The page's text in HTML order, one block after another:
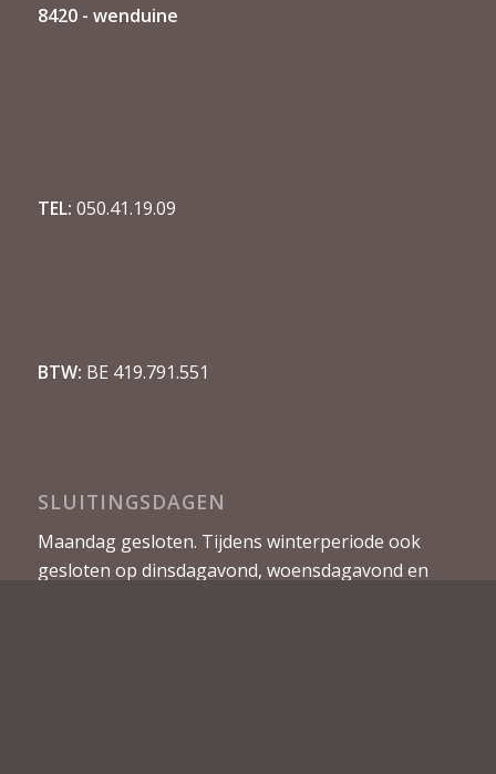
8420 - wenduine
TEL: 050.41.19.09
BTW: BE 419.791.551
SLUITINGSDAGEN
Maandag gesloten. Tijdens winterperiode ook
gesloten op dinsdagavond, woensdagavond en